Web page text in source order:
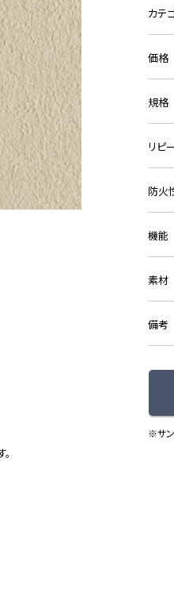
カテ
価格
規格
リピ
防火
機能
素材
備考
※サン